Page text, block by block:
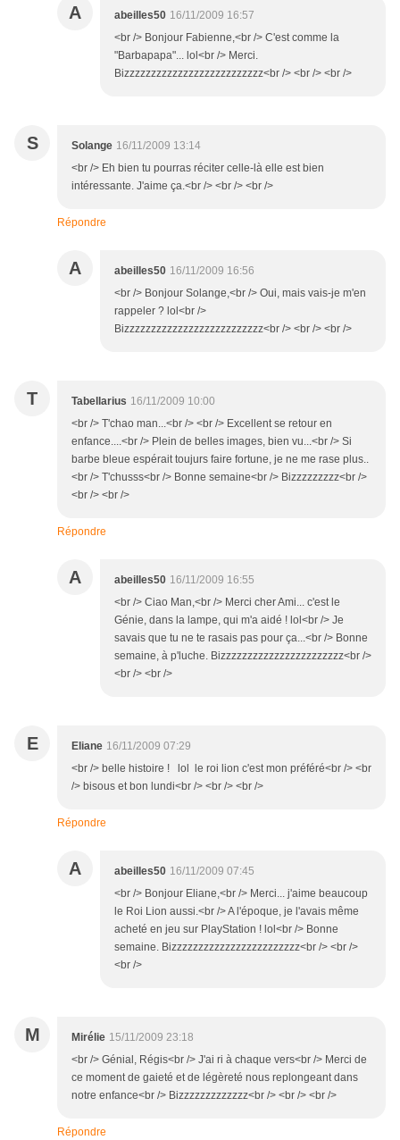
A abeilles50 16/11/2009 16:57
<br /> Bonjour Fabienne,<br /> C'est comme la
"Barbapapa"... lol<br /> Merci.
Bizzzzzzzzzzzzzzzzzzzzzzzzzz<br /> <br /> <br />
S Solange 16/11/2009 13:14
<br /> Eh bien tu pourras réciter celle-là elle est bien
intéressante. J'aime ça.<br /> <br /> <br />
Répondre
A abeilles50 16/11/2009 16:56
<br /> Bonjour Solange,<br /> Oui, mais vais-je m'en
rappeler ? lol<br />
Bizzzzzzzzzzzzzzzzzzzzzzzzzz<br /> <br /> <br />
T Tabellarius 16/11/2009 10:00
<br /> T'chao man...<br /> <br /> Excellent se retour en
enfance....<br /> Plein de belles images, bien vu...<br /> Si
barbe bleue espérait toujurs faire fortune, je ne me rase plus..
<br /> T'chusss<br /> Bonne semaine<br /> Bizzzzzzzzz<br />
<br /> <br />
Répondre
A abeilles50 16/11/2009 16:55
<br /> Ciao Man,<br /> Merci cher Ami... c'est le
Génie, dans la lampe, qui m'a aidé ! lol<br /> Je
savais que tu ne te rasais pas pour ça...<br /> Bonne
semaine, à p'luche. Bizzzzzzzzzzzzzzzzzzzzzzz<br />
<br /> <br />
E Eliane 16/11/2009 07:29
<br /> belle histoire ! lol le roi lion c'est mon préféré<br /> <br
/> bisous et bon lundi<br /> <br /> <br />
Répondre
A abeilles50 16/11/2009 07:45
<br /> Bonjour Eliane,<br /> Merci... j'aime beaucoup
le Roi Lion aussi.<br /> A l'époque, je l'avais même
acheté en jeu sur PlayStation ! lol<br /> Bonne
semaine. Bizzzzzzzzzzzzzzzzzzzzzzzz<br /> <br />
<br />
M Mirélie 15/11/2009 23:18
<br /> Génial, Régis<br /> J'ai ri à chaque vers<br /> Merci de
ce moment de gaieté et de légèreté nous replongeant dans
notre enfance<br /> Bizzzzzzzzzzzzz<br /> <br /> <br />
Répondre